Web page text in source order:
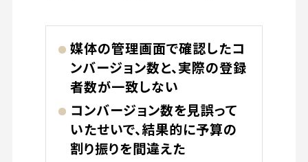
媒体の管理画面で確認したコ
ンバージョン数と、実際の登録
者数が一致しない
コンバージョン数を見誤って
いたせいで、結果的に予算の
割り振りを間違えた